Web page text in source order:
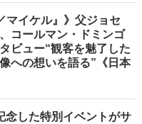
マイケル』》父ジョセ
コールマン・ドミンゴ
ビュー“観客を魅了した
への想いを語る”《日本
念した特別イベントがサ